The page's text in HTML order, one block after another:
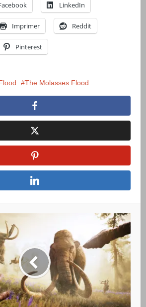
LinkedIn
Imprimer Reddit
Pinterest
The Molasses Flood